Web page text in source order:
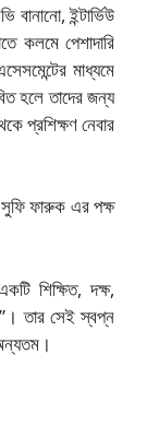
বানানো, ইন্টার্ভিউ
কলমে পেশাদারি
মাধ্যমে
হলে তাদের জন্য
প্রশিক্ষণ নেবার
সুফি ফারুক এর পক্ষ
শিক্ষিত, দক্ষ,
তার সেই স্বপ্ন